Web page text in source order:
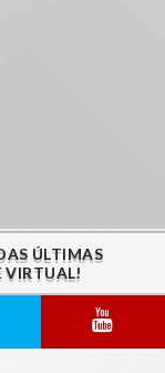
ÚLTIMAS
VIRTUAL!